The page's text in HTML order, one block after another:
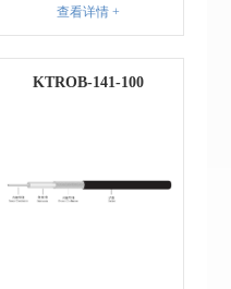
查看详情 +
KTROB-141-100